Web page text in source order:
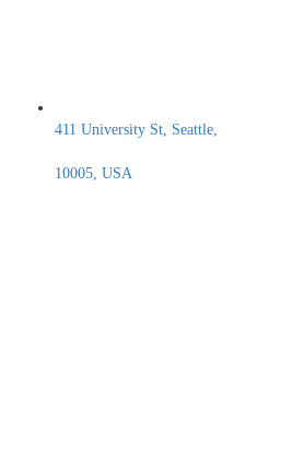
411 University St, Seattle,
10005, USA